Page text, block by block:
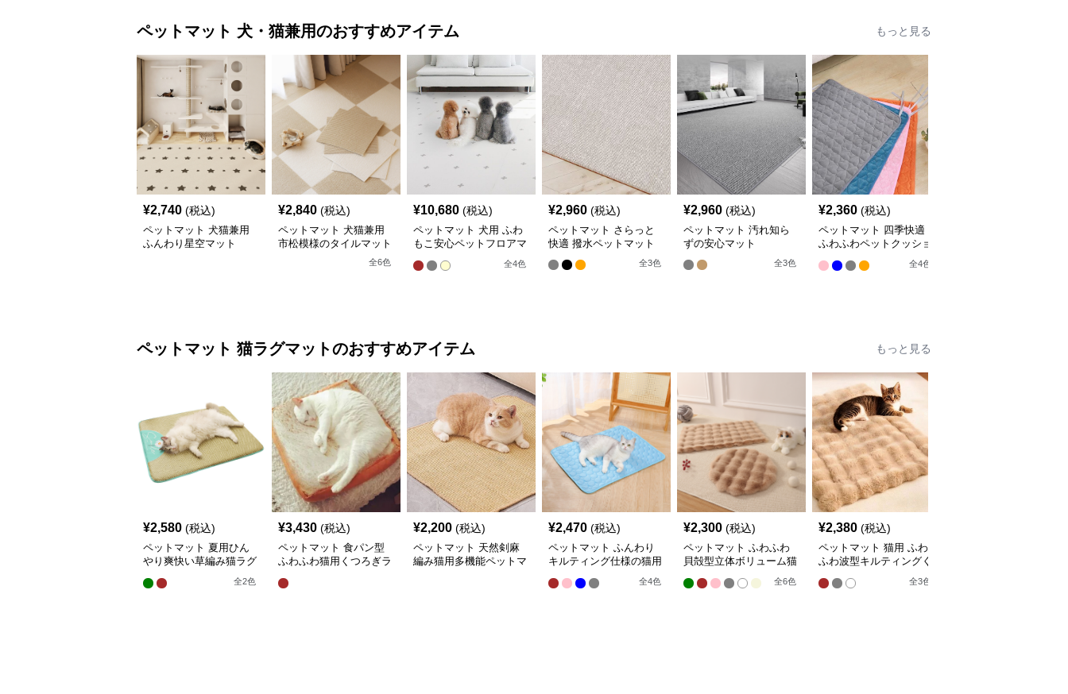
ペットマット 犬・猫兼用のおすすめアイテム もっと見る
¥2,740 (税込)
ペットマット 犬猫兼用
ふんわり星空マット
¥2,840 (税込)
ペットマット 犬猫兼用
市松模様のタイルマット
全6色
¥10,680 (税込)
ペットマット 犬用 ふわ
もこ安心ペットフロアマ
全4色
¥2,960 (税込)
ペットマット さらっと
快適 撥水ペットマット
全3色
¥2,960 (税込)
ペットマット 汚れ知ら
ずの安心マット
全3色
¥2,360 (税込)
ペットマット 四季快適
ふわふわペットクッショ
全4色
ペットマット 猫ラグマットのおすすめアイテム もっと見る
¥2,580 (税込)
ペットマット 夏用ひん
やり爽快い草編み猫ラグ
全2色
¥3,430 (税込)
ペットマット 食パン型
ふわふわ猫用くつろぎラ
¥2,200 (税込)
ペットマット 天然剣麻
編み猫用多機能ペットマ
¥2,470 (税込)
ペットマット ふんわり
キルティング仕様の猫用
全4色
¥2,300 (税込)
ペットマット ふわふわ
貝殻型立体ボリューム猫
全6色
¥2,380 (税込)
ペットマット 猫用 ふわ
ふわ波型キルティングく
全3色